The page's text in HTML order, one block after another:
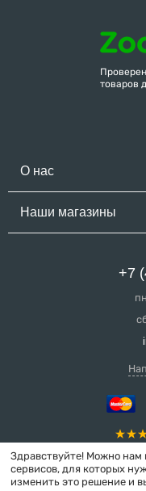
товаров
О нас
Наши магазины
+7
Здравствуйте! Можно нам
сервисов, для которых
изменить это решение и